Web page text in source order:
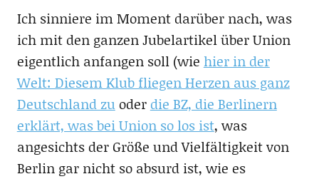
Ich sinniere im Moment darüber nach, was
ich mit den ganzen Jubelartikel über Union
eigentlich anfangen soll (wie hier in der
Welt: Diesem Klub fliegen Herzen aus ganz
Deutschland zuoder die BZ, die Berlinern
erklärt, was bei Union so los ist, was
angesichts der Größe und Vielfältigkeit von
Berlin gar nicht so absurd ist, wie es